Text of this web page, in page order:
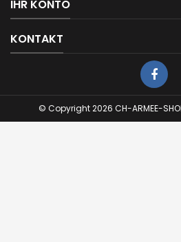
IHR KONTO
KONTAKT
© Copyright 2026 CH-ARMEE-